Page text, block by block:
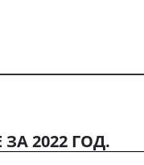
2022 ГОД.